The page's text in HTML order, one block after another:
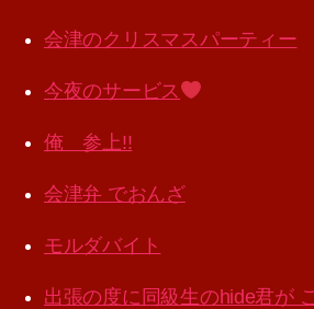
会津のクリスマスパーティー
今夜のサービス
俺 参上!!
会津弁 でおんざ
モルダバイト
出張の度に同級生のhide君が